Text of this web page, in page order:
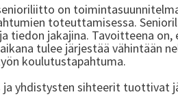
on
toteuttamisessa.
tiedon jakajina. Tavoitteena
tulee järjestää vähintään
koulutustapahtuma.
ja yhdistysten sihteerit tuottivat